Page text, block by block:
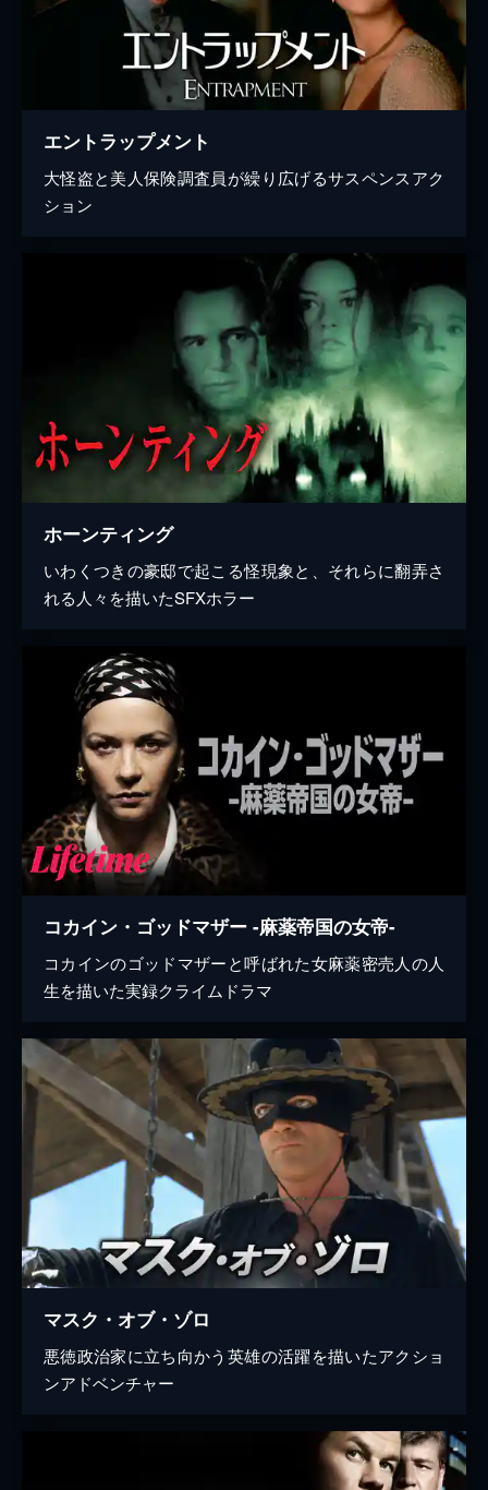
エントラップメント
大怪盗と美人保険調査員が繰り広げるサスペンスアク
ション
ホーンティング
いわくつきの豪邸で起こる怪現象と、それらに翻弄さ
れる人々を描いたSFXホラー
コカイン・ゴッドマザー -麻薬帝国の女帝-
コカインのゴッドマザーと呼ばれた女麻薬密売人の人
生を描いた実録クライムドラマ
マスク・オブ・ゾロ
悪徳政治家に立ち向かう英雄の活躍を描いたアクショ
ンアドベンチャー